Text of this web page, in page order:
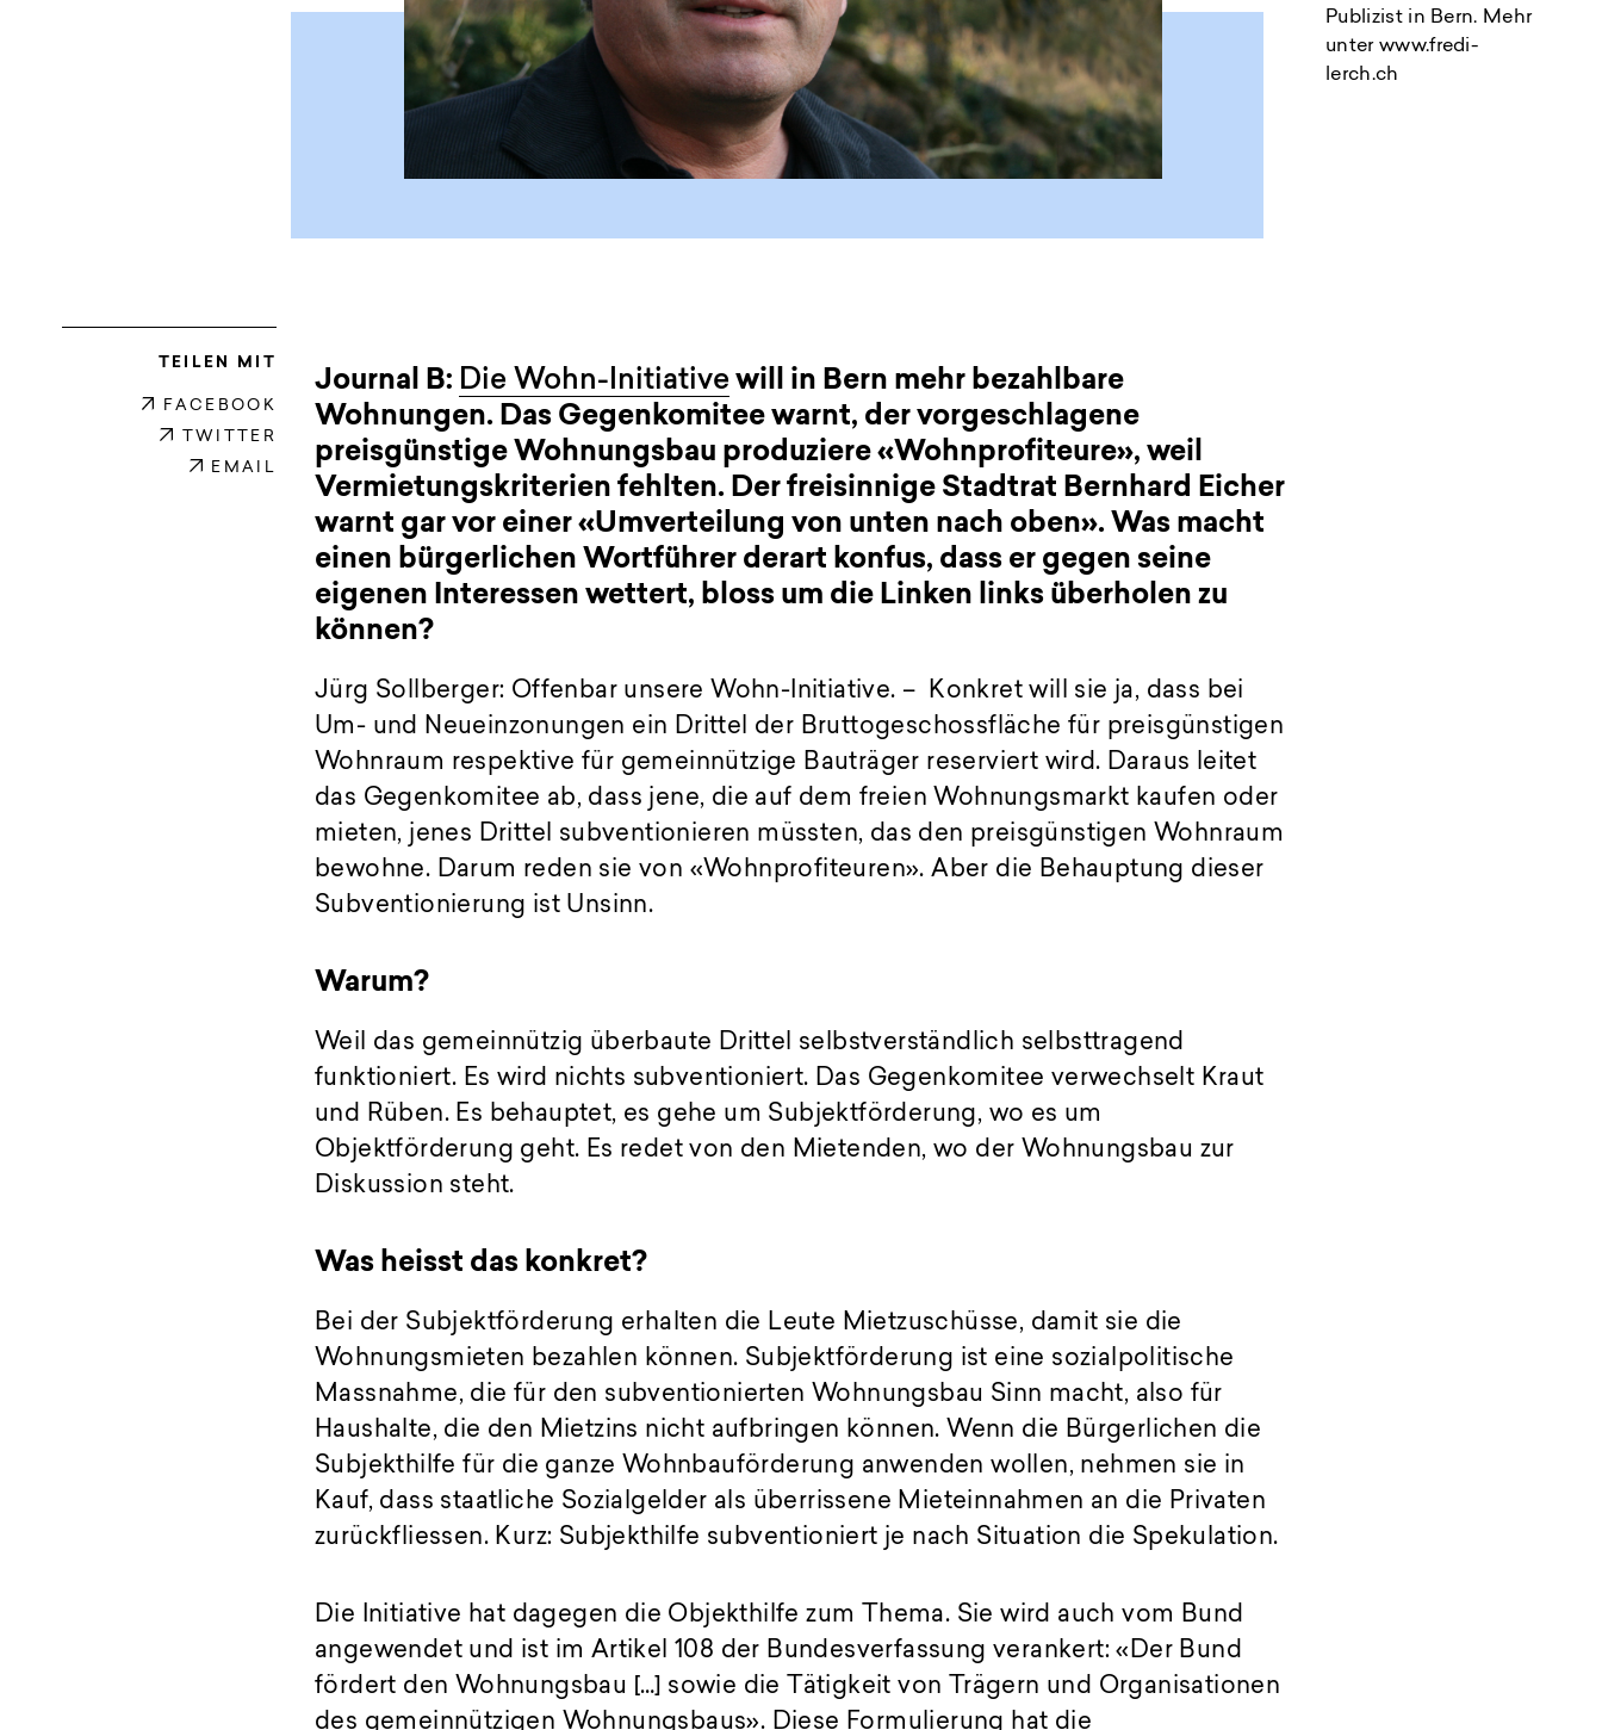
Publizist in Bern. Mehr
unter www.fredi-
lerch.ch
TEILEN MIT
FACEBOOK
TWITTER
EMAIL
Journal B: Die Wohn-Initiative will in Bern mehr bezahlbare
Wohnungen. Das Gegenkomitee warnt, der vorgeschlagene
preisgünstige Wohnungsbau produziere «Wohnprofiteure», weil
Vermietungskriterien fehlten. Der freisinnige Stadtrat Bernhard Eicher
warnt gar vor einer «Umverteilung von unten nach oben». Was macht
einen bürgerlichen Wortführer derart konfus, dass er gegen seine
eigenen Interessen wettert, bloss um die Linken links überholen zu
können?
Jürg Sollberger: Offenbar unsere Wohn-Initiative. – Konkret will sie ja, dass bei
Um- und Neueinzonungen ein Drittel der Bruttogeschossfläche für preisgünstigen
Wohnraum respektive für gemeinnützige Bauträger reserviert wird. Daraus leitet
das Gegenkomitee ab, dass jene, die auf dem freien Wohnungsmarkt kaufen oder
mieten, jenes Drittel subventionieren müssten, das den preisgünstigen Wohnraum
bewohne. Darum reden sie von «Wohnprofiteuren». Aber die Behauptung dieser
Subventionierung ist Unsinn.
Warum?
Weil das gemeinnützig überbaute Drittel selbstverständlich selbsttragend
funktioniert. Es wird nichts subventioniert. Das Gegenkomitee verwechselt Kraut
und Rüben. Es behauptet, es gehe um Subjektförderung, wo es um
Objektförderung geht. Es redet von den Mietenden, wo der Wohnungsbau zur
Diskussion steht.
Was heisst das konkret?
Bei der Subjektförderung erhalten die Leute Mietzuschüsse, damit sie die
Wohnungsmieten bezahlen können. Subjektförderung ist eine sozialpolitische
Massnahme, die für den subventionierten Wohnungsbau Sinn macht, also für
Haushalte, die den Mietzins nicht aufbringen können. Wenn die Bürgerlichen die
Subjekthilfe für die ganze Wohnbauförderung anwenden wollen, nehmen sie in
Kauf, dass staatliche Sozialgelder als überrissene Mieteinnahmen an die Privaten
zurückfliessen. Kurz: Subjekthilfe subventioniert je nach Situation die Spekulation.
Die Initiative hat dagegen die Objekthilfe zum Thema. Sie wird auch vom Bund
angewendet und ist im Artikel 108 der Bundesverfassung verankert: «Der Bund
fördert den Wohnungsbau […] sowie die Tätigkeit von Trägern und Organisationen
des gemeinnützigen Wohnungsbaus». Diese Formulierung hat die